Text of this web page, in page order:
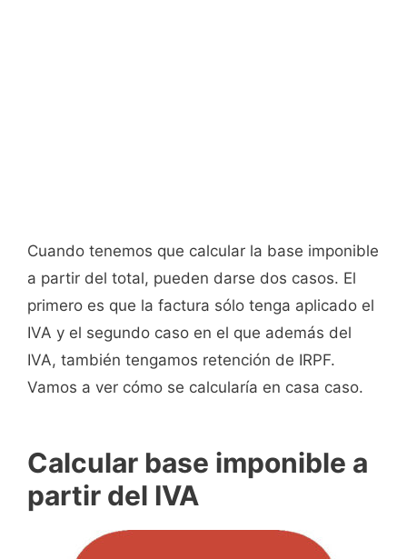
Cuando tenemos que calcular la base imponible
a partir del total, pueden darse dos casos. El
primero es que la factura sólo tenga aplicado el
IVA y el segundo caso en el que además del
IVA, también tengamos retención de IRPF.
Vamos a ver cómo se calcularía en casa caso.
Calcular base imponible a
partir del IVA